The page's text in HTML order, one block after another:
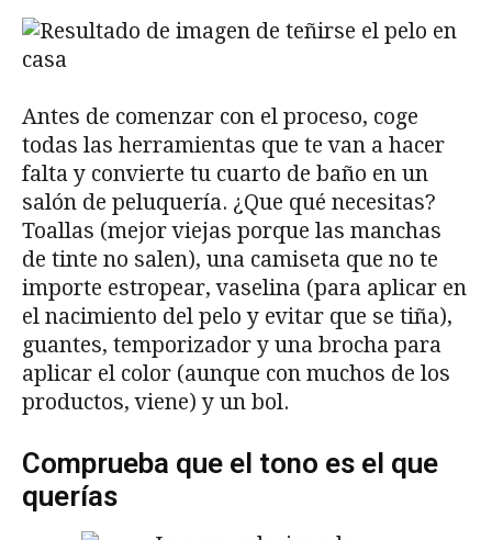
Antes de comenzar con el proceso, coge
todas las herramientas que te van a hacer
falta y convierte tu cuarto de baño en un
salón de peluquería. ¿Que qué necesitas?
Toallas (mejor viejas porque las manchas
de tinte no salen), una camiseta que no te
importe estropear, vaselina (para aplicar en
el nacimiento del pelo y evitar que se tiña),
guantes, temporizador y una brocha para
aplicar el color (aunque con muchos de los
productos, viene) y un bol.
Comprueba que el tono es el que
querías